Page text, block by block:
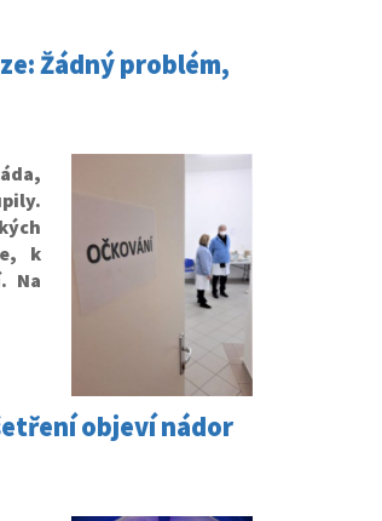
Žádný problém,
k
Na
objeví nádor